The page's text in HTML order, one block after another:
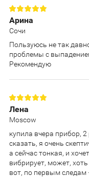
Арина
Сочи
Пользуюсь не так
проблемы с
Рекомендую
Лена
Moscow
купила вчера прибор,
сказать, я очень
а сейчас тонкая, и
вибрирует, может,
вот, по первым